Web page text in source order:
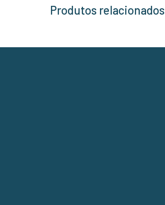
Produtos relacionados